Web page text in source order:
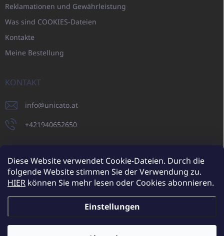
Diese Website verwendet Cookie-Dateien. Durch die
folgende Website stimmen Sie der Verwendung zu.
HIER können Sie mehr lesen oder Cookies abonnieren.
Einstellungen
Reklamationen und Gewährleistung
Was sind COOKIES-Dateien
Kontakte
Meine Bestellung
KONTAKT
info@unicato.at
+421940652650
UNICATO.sk UNICATOshop.cz UNICATO.at UNICATO.hu
UNICATOshop.pl
UNICATOshop.de
Copyright 2026UNICATO.at. Alle Rechte vorbehalten.Cookie-